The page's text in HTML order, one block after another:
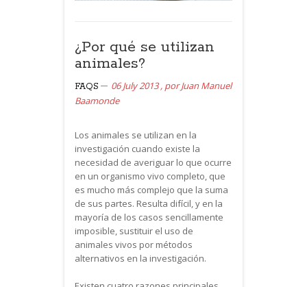
¿Por qué se utilizan
animales?
FAQS 06 July 2013 , porJuan Manuel
Baamonde
Los animales se utilizan en la
investigación cuando existe la
necesidad de averiguar lo que ocurre
en un organismo vivo completo, que
es mucho más complejo que la suma
de sus partes. Resulta difícil, y en la
mayoría de los casos sencillamente
imposible, sustituir el uso de
animales vivos por métodos
alternativos en la investigación.